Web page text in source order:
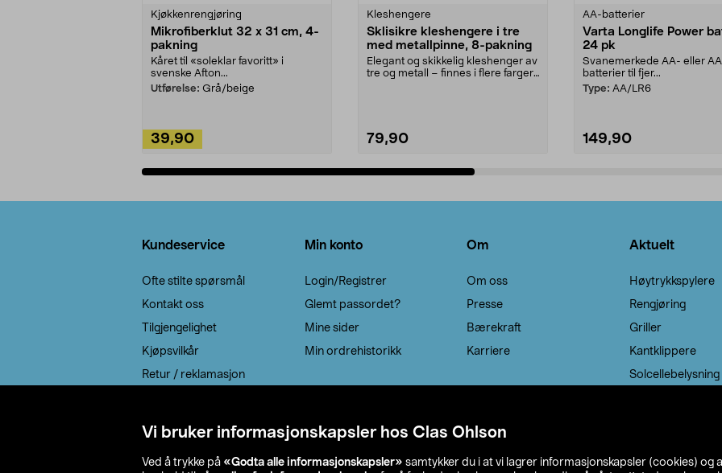
Vi bruker informasjonskapsler hos Clas Ohlson
Ved å trykke på «Godta alle informasjonskapsler» samtykker du i at vi lagrer informasjonskapsler (cookies) og
Kjøkkenrengjøring
Mikrofiberklut 32 x 31 cm, 4-
pakning
Kåret til «soleklar favoritt» i
svenske Afton...
Utførelse: Grå/beige
39,90
Kleshengere
Sklisikre kleshengere i tre
med metallpinne, 8-pakning
Elegant og skikkelig kleshenger av
tre og metall – finnes i flere farger.
79,90
AA-batterier
Varta Longlife Power
24 pk
Svanemerkede AA- eller
batterier til fjer...
Type: AA/LR6
149,90
Kundeservice
Ofte stilte spørsmål
Kontakt oss
Tilgjengelighet
Kjøpsvilkår
Retur / reklamasjon
Min konto
Login/Registrer
Glemt passordet?
Mine sider
Min ordrehistorikk
Om
Om oss
Presse
Bærekraft
Karriere
Aktuelt
Høytrykkspylere
Rengjøring
Griller
Kantklippere
Solcellebelysning